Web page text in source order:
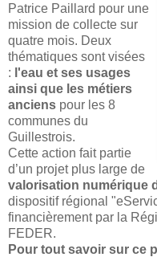
Patrice Paillard pour une
mission de collecte sur
quatre mois. Deux
thématiques sont visées
: l'eau et ses usages
ainsi que les métiers
anciens pour les 8
communes du
Guillestrois.
Cette action fait partie
d’un projet plus large de
valorisation numérique
dispositif régional
financièrement par la
FEDER.
Pour tout savoir sur ce